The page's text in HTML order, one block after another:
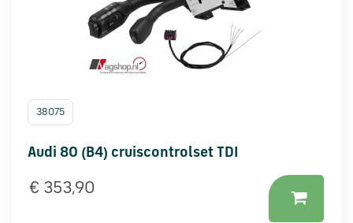
38075
Audi 80 (B4) cruiscontrolset TDI
€ 353,90